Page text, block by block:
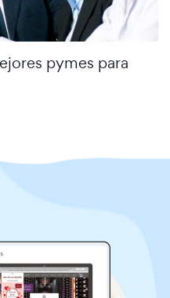
pymes para